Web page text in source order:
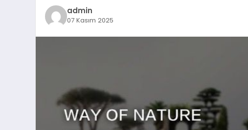
admin
07 Kasım 2025